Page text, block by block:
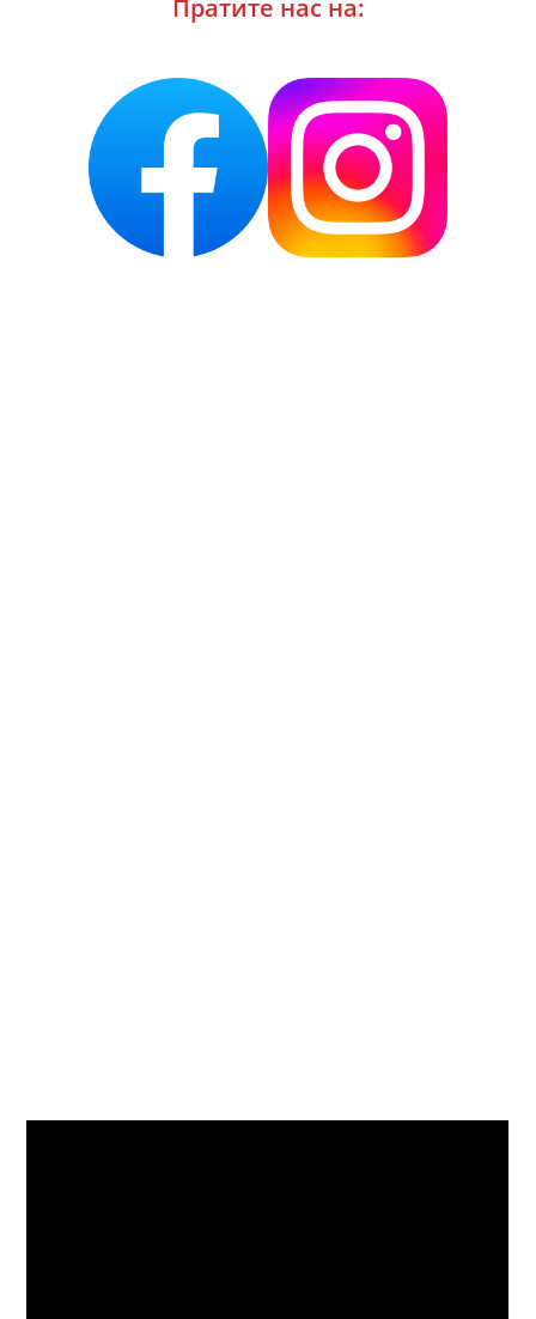
Пратите нас на: